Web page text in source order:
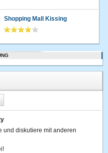
Shopping Mall Kissing
und diskutiere mit anderen